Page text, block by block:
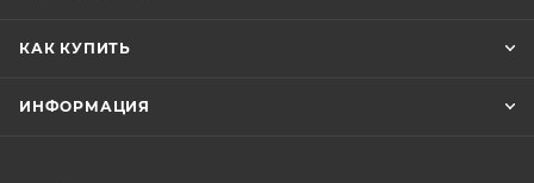
КАК КУПИТЬ
ИНФОРМАЦИЯ